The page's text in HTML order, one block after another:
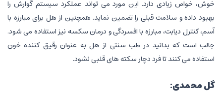
خوش، خواص زیادی دارد. این مورد می تواند عملکرد سیستم گوارش را
بهبود داده و سلامت قبلی را تضمین نماید. همچنین از هل برای مبارزه با
آسم، کنترل دیابت، مبارزه با افسردگی و درمان سکسه نیز استفاده می شود.
جالب است که بدانید در طب سنتی از هل به عنوان رقیق کننده خون
استفاده می کنند تا فرد دچار سکته های قلبی نشود.
گل محمدی: